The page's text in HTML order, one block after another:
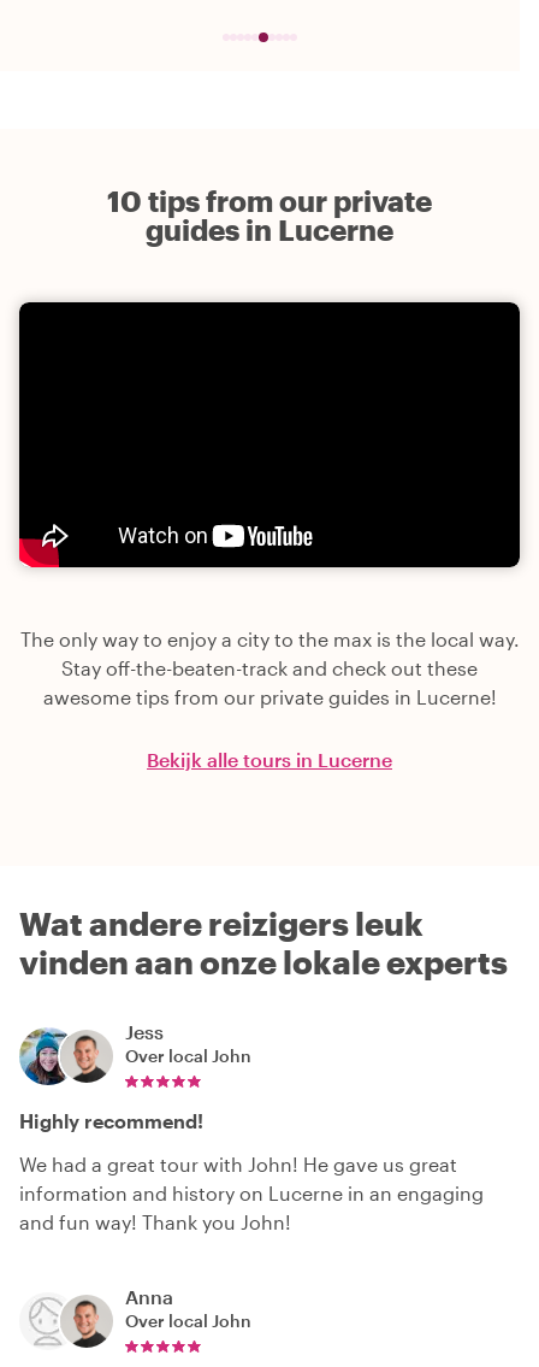
10 tips from our private
guides in Lucerne
The only way to enjoy a city to the max is the local way.
Stay off-the-beaten-track and check out these
awesome tips from our private guides in Lucerne!
Bekijk alle tours in Lucerne
Wat andere reizigers leuk
vinden aan onze lokale experts
Jess
Over local John
Highly recommend!
We had a great tour with John! He gave us great
information and history on Lucerne in an engaging
and fun way! Thank you John!
Anna
Over local John